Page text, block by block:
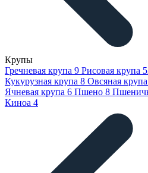
Крупы
Гречневая крупа 9 Рисовая крупа
Кукурузная крупа 8 Овсяная крупа
Ячневая крупа 6 Пшено 8
Киноа 4